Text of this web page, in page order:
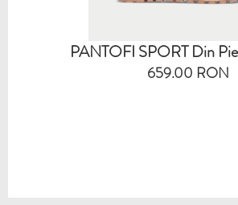
PANTOFI SPORT Din
659.00 RON